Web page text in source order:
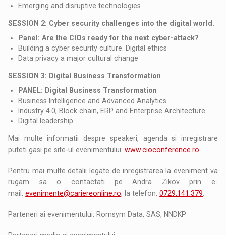
Emerging and disruptive technologies
SESSION 2: Cyber security challenges into the digital world.
Panel: Are the CIOs ready for the next cyber-attack?
Building a cyber security culture. Digital ethics
Data privacy a major cultural change
SESSION 3: Digital Business Transformation
PANEL: Digital Business Transformation
Business Intelligence and Advanced Analytics
Industry 4.0, Block chain, ERP and Enterprise Architecture
Digital leadership
Mai multe informatii despre speakeri, agenda si inregistrare
puteti gasi pe site-ul evenimentului:www.cioconference.ro
Pentru mai multe detalii legate de inregistrarea la eveniment va
rugam sa o contactati pe Andra Zikov prin e-
mail:evenimente@cariereonline.ro, la telefon:0729.141.379
Parteneri ai evenimentului: Romsym Data, SAS, NNDKP